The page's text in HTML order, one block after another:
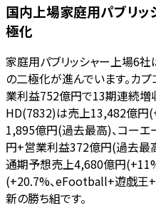
国内上場家庭用パブリ
極化
家庭用パブリッシャー上場6
の二極化が進んでいます。カ
業利益752億円で13期連続増
HD(7832)は売上13,482億円
1,895億円(過去最高)、コー
円+営業利益372億円(過去最
通期予想売上4,680億円
(+20.7%、eFootball+遊戯王
新の勝ち組です。